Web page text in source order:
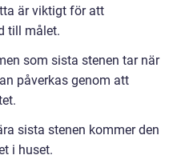
är viktigt för att
till målet.
som sista stenen tar när
påverkas genom att
sista stenen kommer den
i huset.